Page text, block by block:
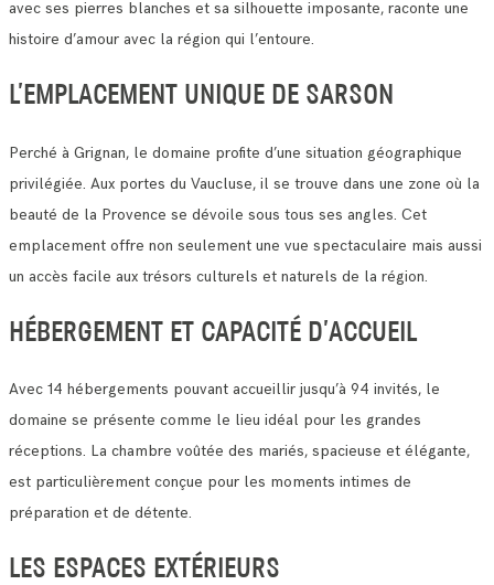
avec ses pierres blanches et sa silhouette imposante, raconte une
histoire d’amour avec la région qui l’entoure.
L’EMPLACEMENT UNIQUE DE SARSON
Perché à Grignan, le domaine profite d’une situation géographique
privilégiée. Aux portes du Vaucluse, il se trouve dans une zone où la
beauté de la Provence se dévoile sous tous ses angles. Cet
emplacement offre non seulement une vue spectaculaire mais aussi
un accès facile aux trésors culturels et naturels de la région.
HÉBERGEMENT ET CAPACITÉ D’ACCUEIL
Avec 14 hébergements pouvant accueillir jusqu’à 94 invités, le
domaine se présente comme le lieu idéal pour les grandes
réceptions. La chambre voûtée des mariés, spacieuse et élégante,
est particulièrement conçue pour les moments intimes de
préparation et de détente.
LES ESPACES EXTÉRIEURS